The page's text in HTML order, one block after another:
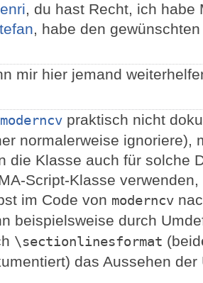
, du hast Recht, ich
, habe den
mir hier jemand
moderncv praktisch nicht
normalerweise ignoriere),
die Klasse auch für solche
Script-Klasse
im Code von moderncv
beispielsweise durch
\sectionlinesformat
das Aussehen